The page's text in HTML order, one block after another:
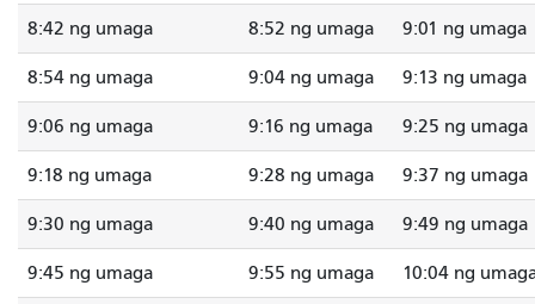
8:42 ng umaga 8:52 ng umaga 9:01 ng umaga
8:54 ng umaga 9:04 ng umaga 9:13 ng umaga
9:06 ng umaga 9:16 ng umaga 9:25 ng umaga
9:18 ng umaga 9:28 ng umaga 9:37 ng umaga
9:30 ng umaga 9:40 ng umaga 9:49 ng umaga
9:45 ng umaga 9:55 ng umaga 10:04 ng